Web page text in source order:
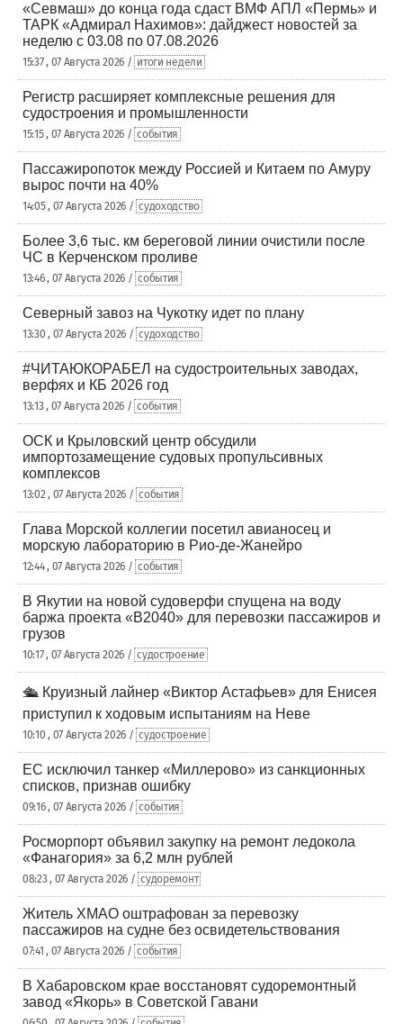
«Севмаш» до конца года сдаст ВМФ АПЛ «Пермь» и
ТАРК «Адмирал Нахимов»: дайджест новостей за
неделю с 03.08 по 07.08.2026
15:37 , 07 Августа 2026 / итоги недели
Регистр расширяет комплексные решения для
судостроения и промышленности
15:15 , 07 Августа 2026 / события
Пассажиропоток между Россией и Китаем по Амуру
вырос почти на 40%
14:05 , 07 Августа 2026 / судоходство
Более 3,6 тыс. км береговой линии очистили после
ЧС в Керченском проливе
13:46 , 07 Августа 2026 / события
Северный завоз на Чукотку идет по плану
13:30 , 07 Августа 2026 / судоходство
#ЧИТАЮКОРАБЕЛ на судостроительных заводах,
верфях и КБ 2026 год
13:13 , 07 Августа 2026 / события
ОСК и Крыловский центр обсудили
импортозамещение судовых пропульсивных
комплексов
13:02 , 07 Августа 2026 / события
Глава Морской коллегии посетил авианосец и
морскую лабораторию в Рио-де-Жанейро
12:44 , 07 Августа 2026 / события
В Якутии на новой судоверфи спущена на воду
баржа проекта «В2040» для перевозки пассажиров и
грузов
10:17 , 07 Августа 2026 / судостроение
🛳️ Круизный лайнер «Виктор Астафьев» для Енисея
приступил к ходовым испытаниям на Неве
10:10 , 07 Августа 2026 / судостроение
ЕС исключил танкер «Миллерово» из санкционных
списков, признав ошибку
09:16 , 07 Августа 2026 / события
Росморпорт объявил закупку на ремонт ледокола
«Фанагория» за 6,2 млн рублей
08:23 , 07 Августа 2026 / судоремонт
Житель ХМАО оштрафован за перевозку
пассажиров на судне без освидетельствования
07:41 , 07 Августа 2026 / события
В Хабаровском крае восстановят судоремонтный
завод «Якорь» в Советской Гавани